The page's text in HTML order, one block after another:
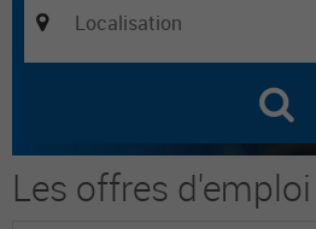
Les offres d'emploi